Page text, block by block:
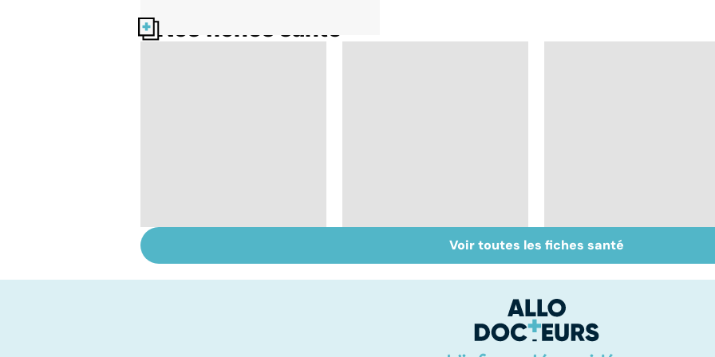
Nos fiches santé
: gardez la tête haute
VIH : la maladie dont
on ne guérit pas
Tout savoir sur les
anti-inflammatoires
Voir toutes les fiches santé